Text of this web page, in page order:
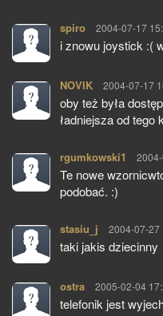
spiro pisze:
2004-07-17
i znowu joystick :(
NOVIK pisze:
2004-07-17
oby też była
ładniejsza od tego
rgumkowski1 pisze:
Te nowe
podobać. :)
stasiu_j pisze:
2004-07-27
taki jakis dziecinny
ostra pisze:
2005-02-04
telefonik jest